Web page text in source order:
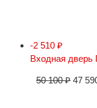
-2 510 ₽
Входная
50 100₽ 47